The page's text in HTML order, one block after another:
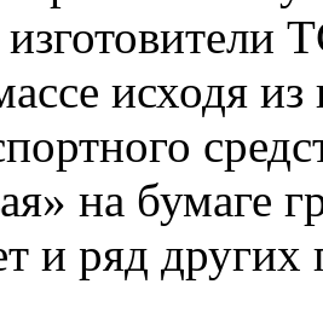
исходя
на бумаге
и ряд